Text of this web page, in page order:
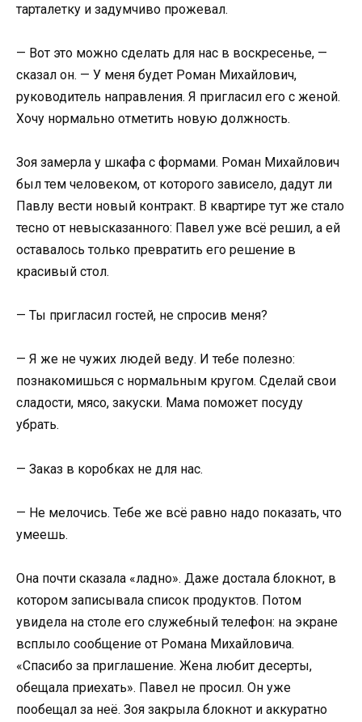
тарталетку и задумчиво прожевал.
— Вот это можно сделать для нас в воскресенье, —
сказал он. — У меня будет Роман Михайлович,
руководитель направления. Я пригласил его с женой.
Хочу нормально отметить новую должность.
Зоя замерла у шкафа с формами. Роман Михайлович
был тем человеком, от которого зависело, дадут ли
Павлу вести новый контракт. В квартире тут же стало
тесно от невысказанного: Павел уже всё решил, а ей
оставалось только превратить его решение в
красивый стол.
— Ты пригласил гостей, не спросив меня?
— Я же не чужих людей веду. И тебе полезно:
познакомишься с нормальным кругом. Сделай свои
сладости, мясо, закуски. Мама поможет посуду
убрать.
— Заказ в коробках не для нас.
— Не мелочись. Тебе же всё равно надо показать, что
умеешь.
Она почти сказала «ладно». Даже достала блокнот, в
котором записывала список продуктов. Потом
увидела на столе его служебный телефон: на экране
всплыло сообщение от Романа Михайловича.
«Спасибо за приглашение. Жена любит десерты,
обещала приехать». Павел не просил. Он уже
пообещал за неё. Зоя закрыла блокнот и аккуратно